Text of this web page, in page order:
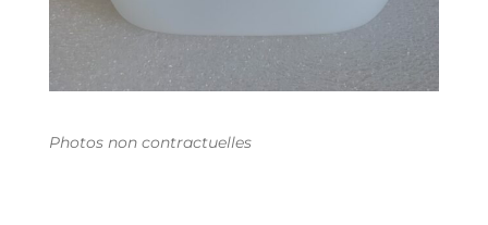
Photos non contractuelles